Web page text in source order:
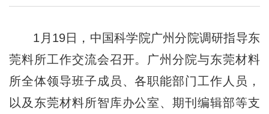
1月19日，中国科学院广州分院调研指导东
莞料所工作交流会召开。广州分院与东莞材料
所全体领导班子成员、各职能部门工作人员，
以及东莞材料所智库办公室、期刊编辑部等支